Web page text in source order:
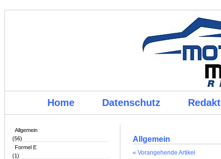
Home Datenschutz
Allgemein
(56)
Formel E
(1)
Allgemein
« Vorangehende Artikel